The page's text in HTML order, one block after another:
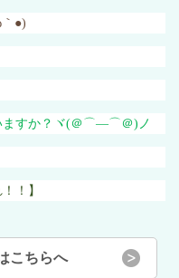
｀ ●)
すか？ヾ(＠⌒―⌒＠) ノ
！】
こちらへ